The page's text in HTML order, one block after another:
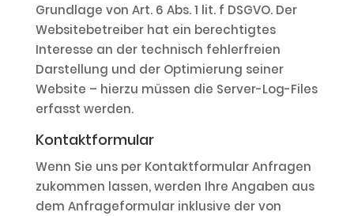
Grundlage von Art. 6 Abs. 1 lit. f DSGVO. Der
Websitebetreiber hat ein berechtigtes
Interesse an der technisch fehlerfreien
Darstellung und der Optimierung seiner
Website – hierzu müssen die Server-Log-Files
erfasst werden.
Kontaktformular
Wenn Sie uns per Kontaktformular Anfragen
zukommen lassen, werden Ihre Angaben aus
dem Anfrageformular inklusive der von